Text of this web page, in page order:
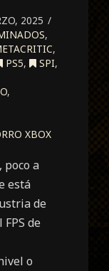
2025
,
,
PS5, SPI,
,
XBOX
poco a
está
de
de
o